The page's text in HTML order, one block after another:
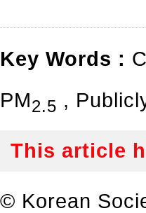
Key Words :
PM2.5 ,
This article
© Korean